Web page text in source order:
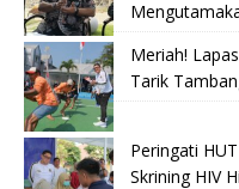
Meriah!
Tarik
Peringati
Skrining HIV